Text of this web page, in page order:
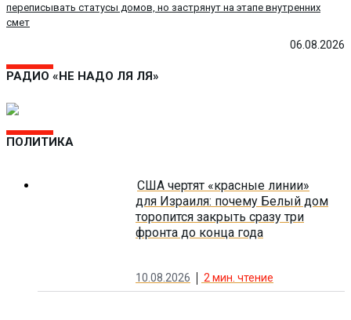
06.08.2026
переписывать статусы домов, но застрянут на этапе внутренних
смет
РАДИО «НЕ НАДО ЛЯ ЛЯ»
ПОЛИТИКА
США чертят «красные линии»
для Израиля: почему Белый дом
торопится закрыть сразу три
фронта до конца года
10.08.2026 2 мин. чтение